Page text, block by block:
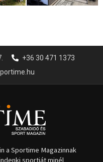
+36 30 471 1373
a Sportime Magazinnak
sportját minél